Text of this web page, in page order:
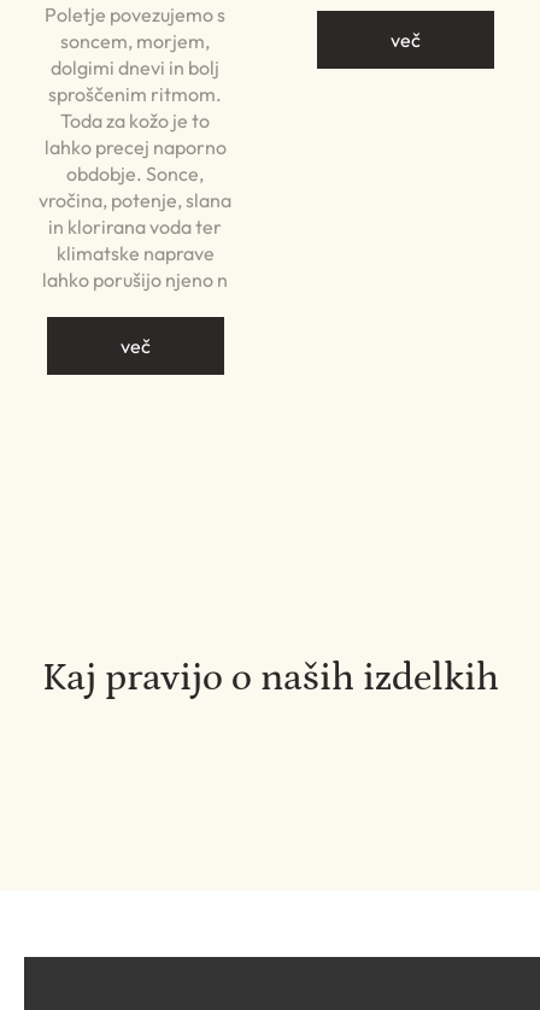
Poletje povezujemo s
soncem, morjem,
dolgimi dnevi in bolj
sproščenim ritmom.
Toda za kožo je to
lahko precej naporno
obdobje. Sonce,
vročina, potenje, slana
in klorirana voda ter
klimatske naprave
lahko porušijo njeno n
več
več
Kaj pravijo o naših izdelkih